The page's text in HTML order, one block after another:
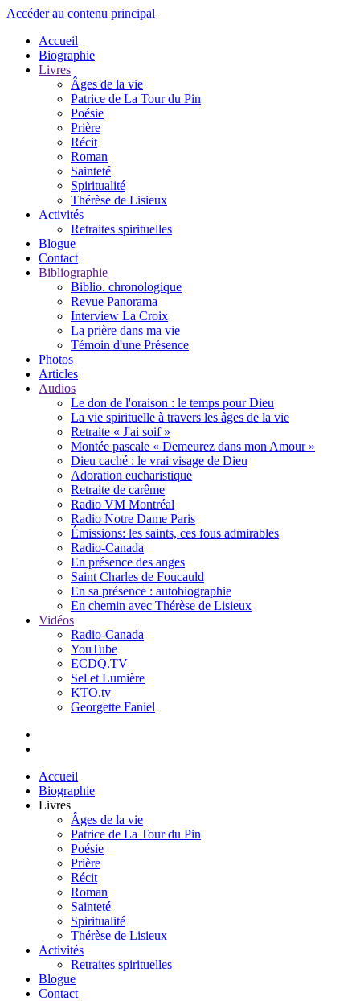
Accéder au contenu principal
Accueil
Biographie
Livres
Âges de la vie
Patrice de La Tour du Pin
Poésie
Prière
Récit
Roman
Sainteté
Spiritualité
Thérèse de Lisieux
Activités
Retraites spirituelles
Blogue
Contact
Bibliographie
Biblio. chronologique
Revue Panorama
Interview La Croix
La prière dans ma vie
Témoin d'une Présence
Photos
Articles
Audios
Le don de l'oraison : le temps pour Dieu
La vie spirituelle à travers les âges de la vie
Retraite « J'ai soif »
Montée pascale « Demeurez dans mon Amour »
Dieu caché : le vrai visage de Dieu
Adoration eucharistique
Retraite de carême
Radio VM Montréal
Radio Notre Dame Paris
Émissions: les saints, ces fous admirables
Radio-Canada
En présence des anges
Saint Charles de Foucauld
En sa présence : autobiographie
En chemin avec Thérèse de Lisieux
Vidéos
Radio-Canada
YouTube
ECDQ.TV
Sel et Lumière
KTO.tv
Georgette Faniel
Accueil
Biographie
Livres
Âges de la vie
Patrice de La Tour du Pin
Poésie
Prière
Récit
Roman
Sainteté
Spiritualité
Thérèse de Lisieux
Activités
Retraites spirituelles
Blogue
Contact